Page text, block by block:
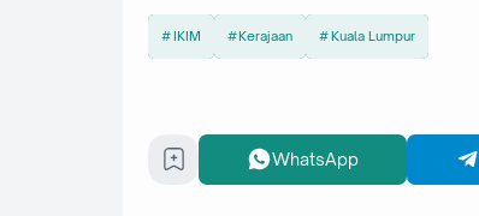
IKIM Kerajaan Kuala Lumpur
WhatsApp